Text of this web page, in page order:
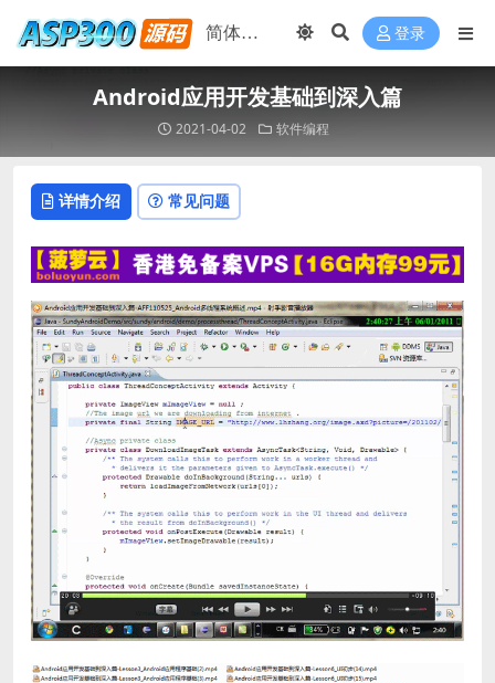
登录
Android应用开发基础到深入篇
2021-04-02 软件编程
详情介绍 常见问题